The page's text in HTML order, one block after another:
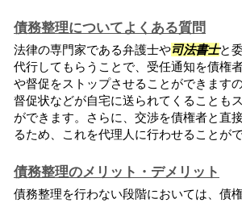
債務整理についてよくある質問
法律の専門家である弁護士や司法書士と
代行してもらうことで、受任通知を債権
や督促をストップさせることができます
督促状などが自宅に送られてくることも
ができます。さらに、交渉を債権者と直
るため、これを代理人に行わせることが
債務整理のメリット・デメリット
債務整理を行わない段階においては、債